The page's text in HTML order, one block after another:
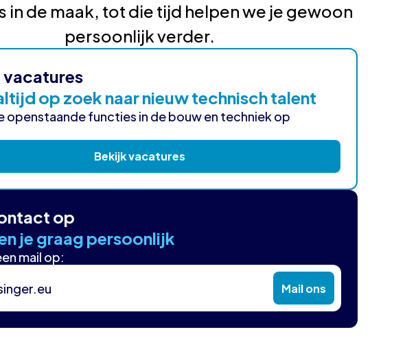
in de maak, tot die tijd helpen we je gewoon
persoonlijk verder.
op zoek naar nieuw technisch talent
openstaande functies in de bouw en techniek op
Bekijk vacatures
op
je graag persoonlijk
mail op:
Mail ons